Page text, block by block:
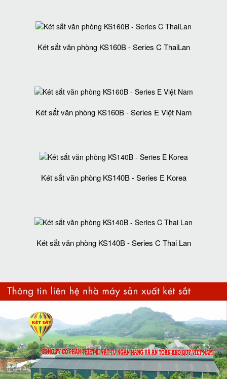
Két sắt văn phòng KS160B - Series C ThaiLan
Két sắt văn phòng KS160B - Series E Việt Nam
Két sắt văn phòng KS140B - Series E Korea
Két sắt văn phòng KS140B - Series C Thai Lan